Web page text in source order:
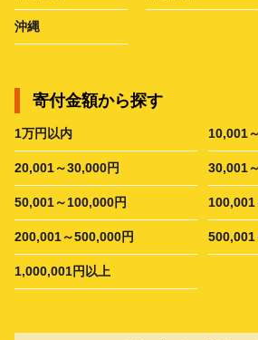
沖縄
寄付金額から探す
1万円以内 10,001
20,001～30,000円 30,001
50,001～100,000円 100,001
200,001～500,000円 500,001
1,000,001円以上